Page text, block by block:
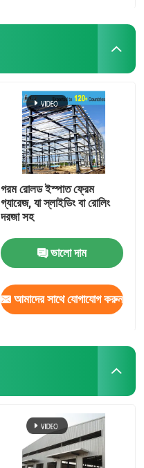
গরম রোলড ইস্পাত ফ্রেম
গ্যারেজ, যা স্লাইডিং বা রোলিং
দরজা সহ
ভালো দাম
আমাদের সাথে যোগাযোগ করুন